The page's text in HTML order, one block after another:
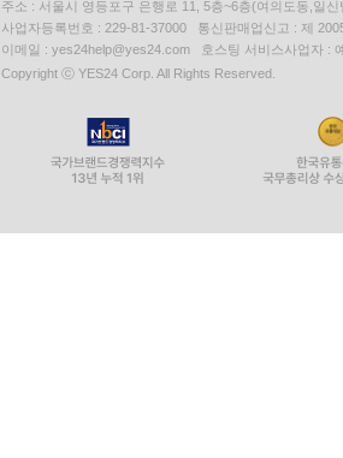
주소 : 서울시 영등포구 은행로 11, 5층~6층(여의도동,일신
사업자등록번호 : 229-81-37000 통신판매업신고 : 제
이메일 : yes24help@yes24.com 호스팅 서비스사업자 :
Copyright ⓒ YES24 Corp. All Rights Reserved.